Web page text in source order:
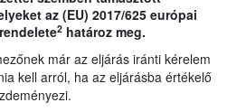
az (EU) 2017/625 európai
2 határoz meg.
már az eljárás iránti kérelem
kell arról, ha az eljárásba értékelő